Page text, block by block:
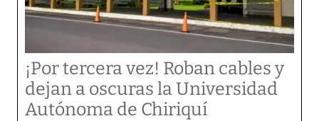
¡Por tercera vez! Roban cables y
dejan a oscuras la Universidad
Autónoma de Chiriquí